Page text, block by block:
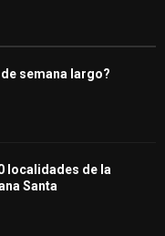
semana largo?
localidades de la
Santa